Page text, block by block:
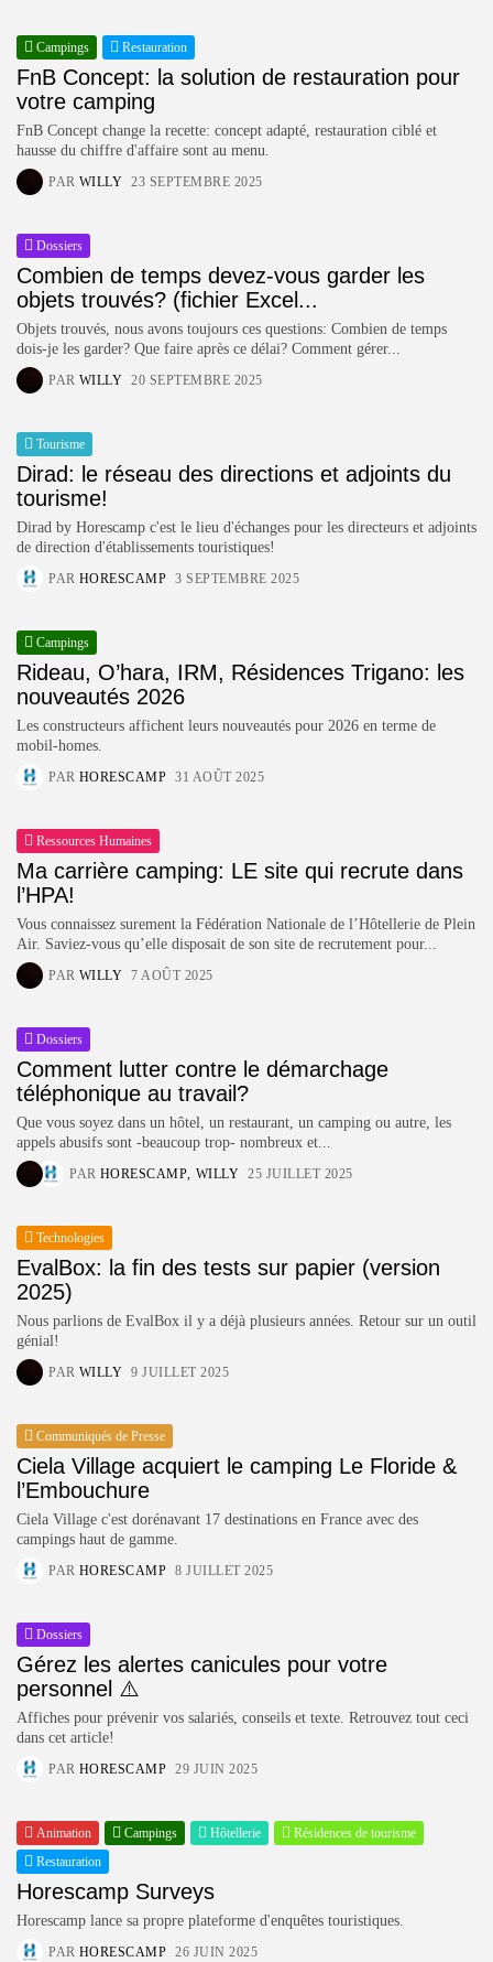
Campings Restauration
FnB Concept: la solution de restauration pour
votre camping
FnB Concept change la recette: concept adapté, restauration ciblé et
hausse du chiffre d'affaire sont au menu.
PAR WILLY 23 SEPTEMBRE 2025
Dossiers
Combien de temps devez-vous garder les
objets trouvés? (fichier Excel...
Objets trouvés, nous avons toujours ces questions: Combien de temps
dois-je les garder? Que faire après ce délai? Comment gérer...
PAR WILLY 20 SEPTEMBRE 2025
Tourisme
Dirad: le réseau des directions et adjoints du
tourisme!
Dirad by Horescamp c'est le lieu d'échanges pour les directeurs et adjoints
de direction d'établissements touristiques!
PAR HORESCAMP 3 SEPTEMBRE 2025
Campings
Rideau, O’hara, IRM, Résidences Trigano: les
nouveautés 2026
Les constructeurs affichent leurs nouveautés pour 2026 en terme de
mobil-homes.
PAR HORESCAMP 31 AOÛT 2025
Ressources Humaines
Ma carrière camping: LE site qui recrute dans
l’HPA!
Vous connaissez surement la Fédération Nationale de l’Hôtellerie de Plein
Air. Saviez-vous qu’elle disposait de son site de recrutement pour...
PAR WILLY 7 AOÛT 2025
Dossiers
Comment lutter contre le démarchage
téléphonique au travail?
Que vous soyez dans un hôtel, un restaurant, un camping ou autre, les
appels abusifs sont -beaucoup trop- nombreux et...
PAR HORESCAMP WILLY 25 JUILLET 2025
Technologies
EvalBox: la fin des tests sur papier (version
2025)
Nous parlions de EvalBox il y a déjà plusieurs années. Retour sur un outil
génial!
PAR WILLY 9 JUILLET 2025
Communiqués de Presse
Ciela Village acquiert le camping Le Floride &
l’Embouchure
Ciela Village c'est dorénavant 17 destinations en France avec des
campings haut de gamme.
PAR HORESCAMP 8 JUILLET 2025
Dossiers
Gérez les alertes canicules pour votre
personnel ⚠️​
Affiches pour prévenir vos salariés, conseils et texte. Retrouvez tout ceci
dans cet article!
PAR HORESCAMP 29 JUIN 2025
Animation Campings Hôtellerie
Résidences de tourisme
Restauration
Horescamp Surveys
Horescamp lance sa propre plateforme d'enquêtes touristiques.
PAR HORESCAMP 26 JUIN 2025